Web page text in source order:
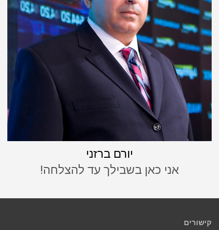
יורם ברזני
אני כאן בשבילך עד להצלחה!
קישורים